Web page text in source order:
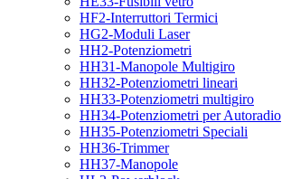
HF2-Interruttori Termici
HG2-Moduli Laser
HH2-Potenziometri
HH31-Manopole Multigiro
HH32-Potenziometri lineari
HH33-Potenziometri multigiro
HH34-Potenziometri per Autoradio
HH35-Potenziometri Speciali
HH36-Trimmer
HH37-Manopole